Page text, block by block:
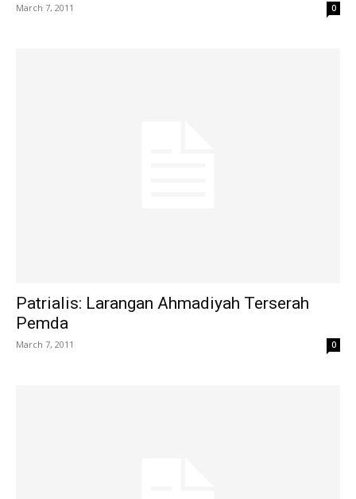
March 7, 2011 0
Patrialis: Larangan Ahmadiyah Terserah
Pemda
March 7, 2011 0